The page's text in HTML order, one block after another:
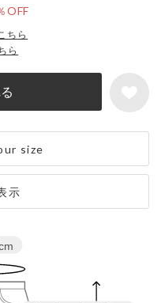
OFF
ちら
示
ら
size